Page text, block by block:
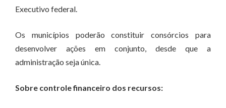
Executivo federal.
Os municípios poderão constituir consórcios para
desenvolver ações em conjunto, desde que a
administração seja única.
Sobre controle financeiro dos recursos: